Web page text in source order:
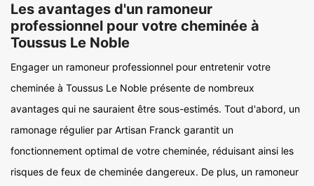
Les avantages d'un ramoneur
professionnel pour votre cheminée à
Toussus Le Noble
Engager un ramoneur professionnel pour entretenir votre
cheminée à Toussus Le Noble présente de nombreux
avantages qui ne sauraient être sous-estimés. Tout d'abord, un
ramonage régulier par Artisan Franck garantit un
fonctionnement optimal de votre cheminée, réduisant ainsi les
risques de feux de cheminée dangereux. De plus, un ramoneur